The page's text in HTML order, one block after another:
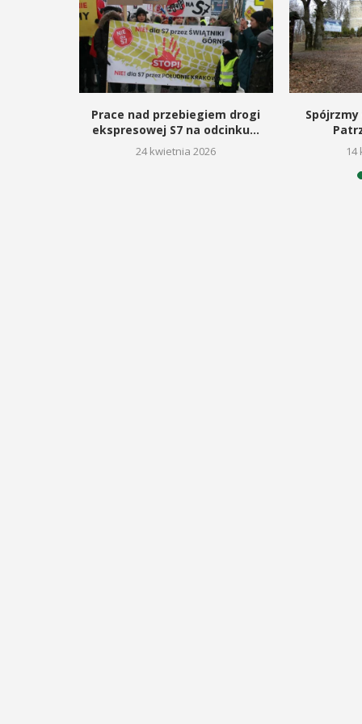
Prace nad przebiegiem drogi
ekspresowej S7 na odcinku...
24 kwietnia 2026 14
i Sportu oraz Urząd ...
POKAŻ SZCZEGÓŁY